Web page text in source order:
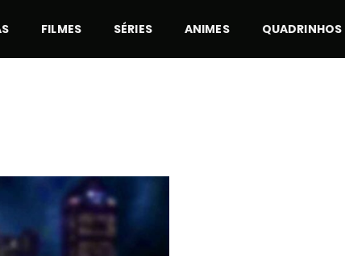
FILMES SÉRIES ANIMES QUADRINHOS